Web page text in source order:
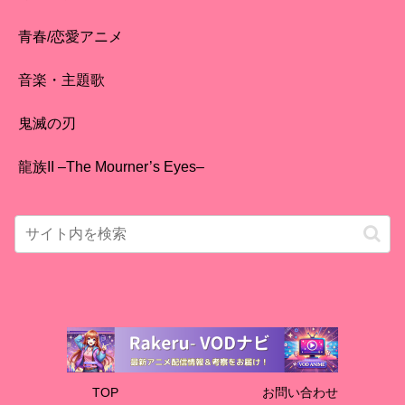
青春/恋愛アニメ
音楽・主題歌
鬼滅の刃
龍族II –The Mourner’s Eyes–
TOP お問い合わせ